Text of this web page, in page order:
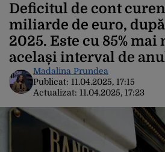
Deficitul de cont
miliarde de euro,
2025. Este cu 85%
același interval de
Madalina Prundea
Publicat: 11.04.2025, 17:15
Actualizat: 11.04.2025, 17:23